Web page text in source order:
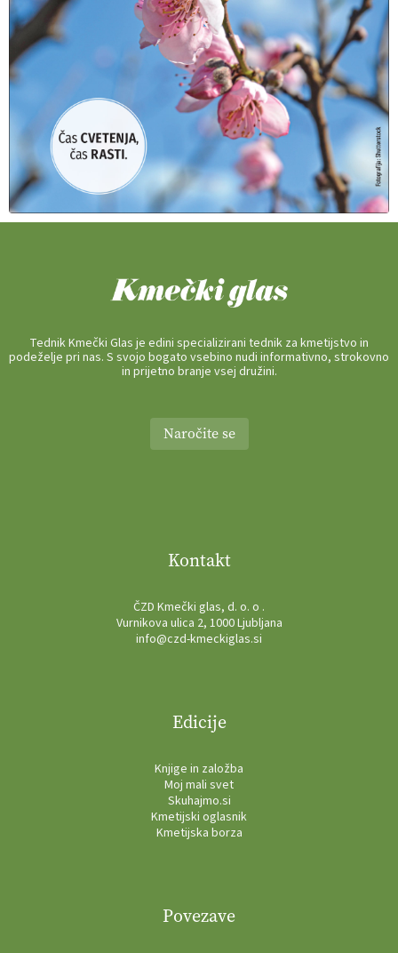
Tednik Kmečki Glas je edini specializirani tednik za kmetijstvo in
podeželje pri nas. S svojo bogato vsebino nudi informativno, strokovno
in prijetno branje vsej družini.
Naročite se
Kontakt
ČZD Kmečki glas, d. o. o .
Vurnikova ulica 2, 1000 Ljubljana
info@czd-kmeckiglas.si
Edicije
Knjige in založba
Moj mali svet
Skuhajmo.si
Kmetijski oglasnik
Kmetijska borza
Povezave